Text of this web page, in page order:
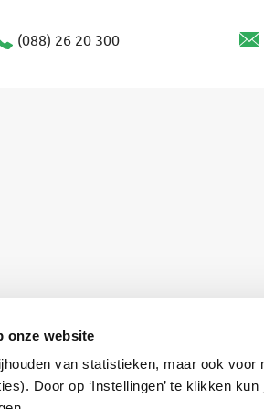
onze website
van statistieken, maar ook voor
Door op ‘Instellingen’ te klikken
(088) 26 20 300
bedrijven